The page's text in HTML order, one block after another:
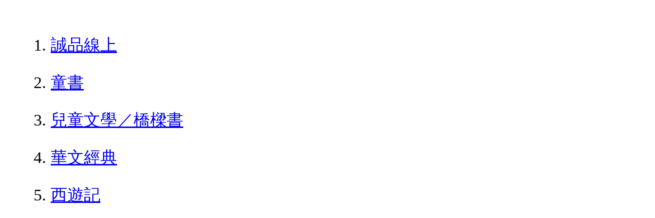
誠品線上
童書
兒童文學／橋樑書
華文經典
西遊記